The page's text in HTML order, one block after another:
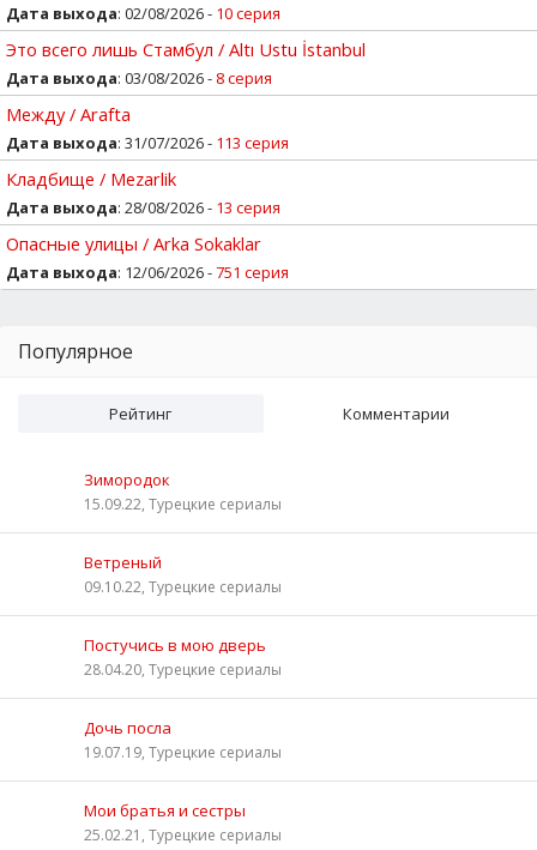
Дата выхода: 02/08/2026 - 10 серия
Это всего лишь Стамбул / Altı Ustu İstanbul
Дата выхода: 03/08/2026 - 8 серия
Между / Arafta
Дата выхода: 31/07/2026 - 113 серия
Кладбище / Mezarlik
Дата выхода: 28/08/2026 - 13 серия
Опасные улицы / Arka Sokaklar
Дата выхода: 12/06/2026 -751 серия
Популярное
Рейтинг Комментарии
Зимородок
15.09.22, Турецкие сериалы
Ветреный
09.10.22, Турецкие сериалы
Постучись в мою дверь
28.04.20, Турецкие сериалы
Дочь посла
19.07.19, Турецкие сериалы
Мои братья и сестры
25.02.21, Турецкие сериалы